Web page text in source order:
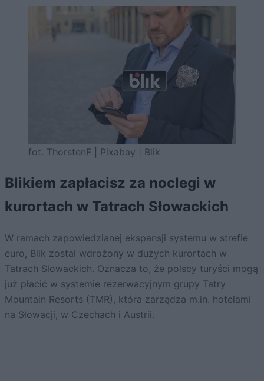
fot. ThorstenF | Pixabay | Blik
Blikiem zapłacisz za noclegi w
kurortach w Tatrach Słowackich
W ramach zapowiedzianej ekspansji systemu w strefie
euro, Blik został wdrożony w dużych kurortach w
Tatrach Słowackich. Oznacza to, że polscy turyści mogą
już płacić w systemie rezerwacyjnym grupy Tatry
Mountain Resorts (TMR), która zarządza m.in. hotelami
na Słowacji, w Czechach i Austrii.